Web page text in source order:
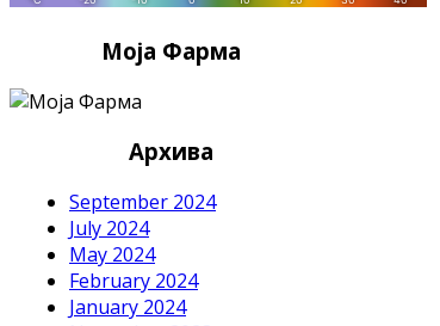
Моја Фарма
Архива
September 2024
July 2024
May 2024
February 2024
January 2024